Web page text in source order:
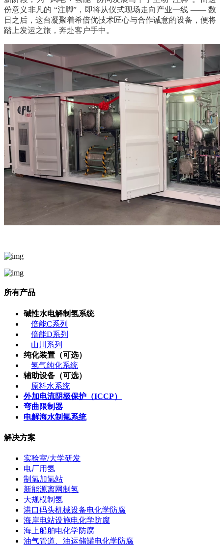
份意义非凡的 “注脚”，即将从仪式现场走向产业一线 —— 数
日之后，这台凝聚着希倍优技术匠心与合作诚意的设备，便将
踏上发运之旅，奔赴客户手中。
所有产品
碱性水电解制氢系统
倍能C系列
倍能D系列
山川系列
纯化装置（可选）
氢气纯化系统
辅助设备（可选）
原料水系统
外加电流阴极保护（ICCP）
弯曲限制器
电解海水制氯系统
解决方案
实验室/大学研发
电厂用氢
制氢加氢站
新能源离网制氢
大规模制氢
港口码头机械设备电化学防腐
海岸电站设施电化学防腐
海上船舶电化学防腐
油气管道、油运储罐电化学防腐